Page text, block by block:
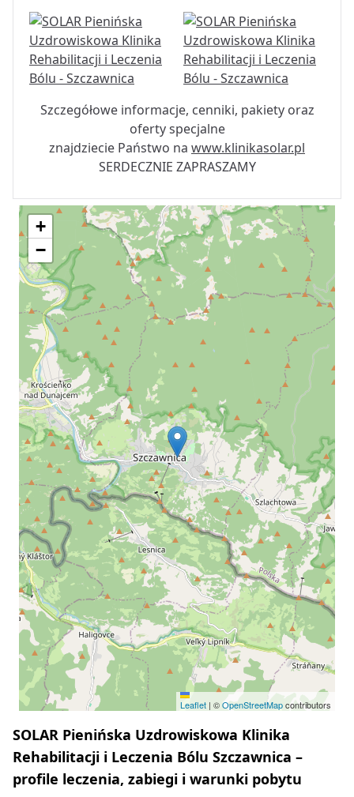
Szczegółowe informacje, cenniki, pakiety oraz
oferty specjalne
znajdziecie Państwo na www.klinikasolar.pl
SERDECZNIE ZAPRASZAMY
+
−
Leaflet | ©OpenStreetMapcontributors
SOLAR Pienińska Uzdrowiskowa Klinika
Rehabilitacji i Leczenia Bólu Szczawnica –
profile leczenia, zabiegi i warunki pobytu